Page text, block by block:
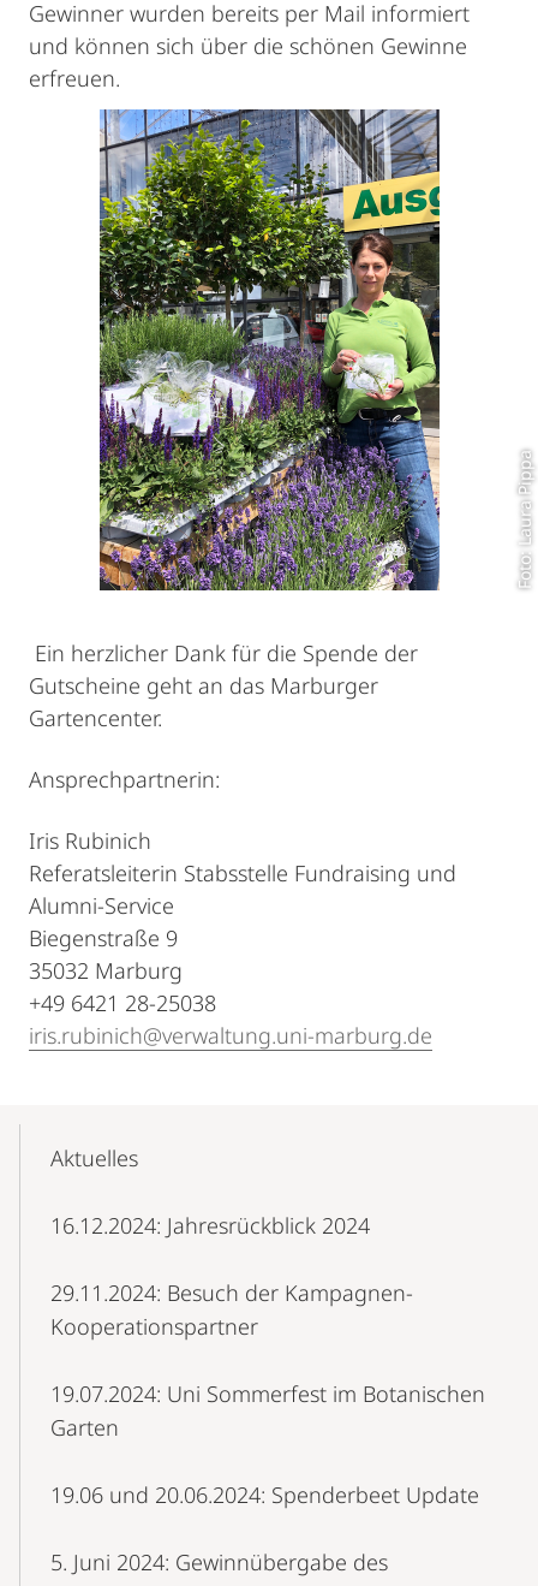
Gewinner wurden bereits per Mail informiert
und können sich über die schönen Gewinne
erfreuen.
Foto: Laura Pippa
Ein herzlicher Dank für die Spende der
Gutscheine geht an das Marburger
Gartencenter.
Ansprechpartnerin:
Iris Rubinich
Referatsleiterin Stabsstelle Fundraising und
Alumni-Service
Biegenstraße 9
35032 Marburg
+49 6421 28-25038
iris.rubinich@verwaltung.uni-marburg.de
NavigationAktuelles
16.12.2024: Jahresrückblick 2024
29.11.2024: Besuch der Kampagnen-
Kooperationspartner
19.07.2024: Uni Sommerfest im Botanischen
Garten
19.06 und 20.06.2024: Spenderbeet Update
5. Juni 2024: Gewinnübergabe des